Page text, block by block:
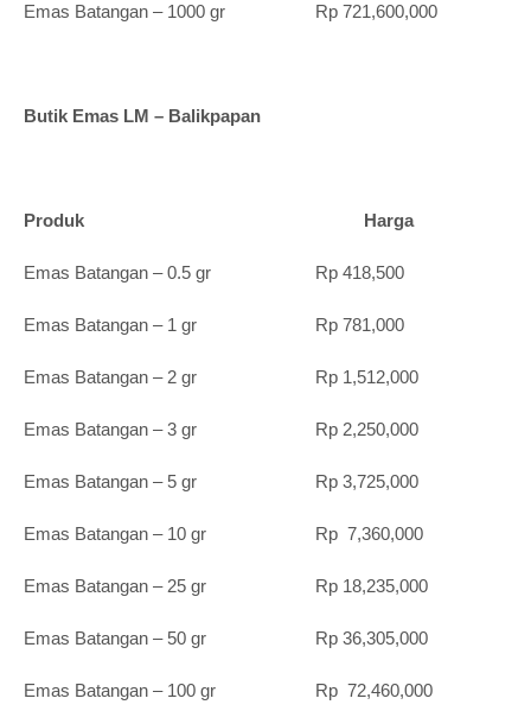
Emas Batangan – 1000 gr Rp 721,600,000
Butik Emas LM – Balikpapan
Produk Harga
Emas Batangan – 0.5 gr Rp 418,500
Emas Batangan – 1 gr Rp 781,000
Emas Batangan – 2 gr Rp 1,512,000
Emas Batangan – 3 gr Rp 2,250,000
Emas Batangan – 5 gr Rp 3,725,000
Emas Batangan – 10 gr Rp 7,360,000
Emas Batangan – 25 gr Rp 18,235,000
Emas Batangan – 50 gr Rp 36,305,000
Emas Batangan – 100 gr Rp 72,460,000